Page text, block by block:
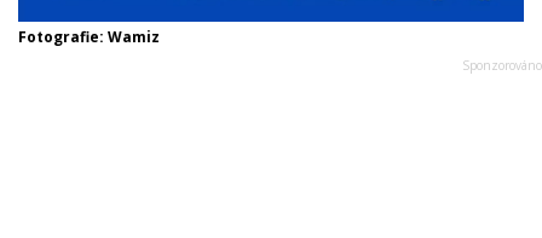
Fotografie: Wamiz